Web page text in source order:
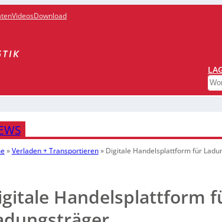
VideosDownload
»Verladen + Transportieren» Digitale Handelsplattform für
Handelsplattform